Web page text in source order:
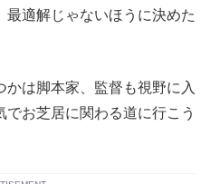
適解じゃないほうに決めた
は脚本家、監督も視野に入
お芝居に関わる道に行こう